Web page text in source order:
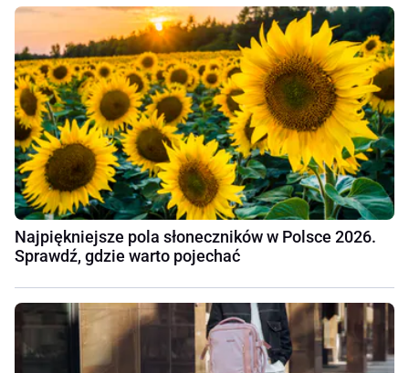
Najpiękniejsze pola słoneczników w Polsce 2026.
Sprawdź, gdzie warto pojechać